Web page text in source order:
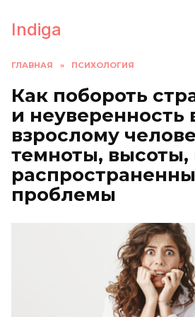
содержанию
Indiga
ГЛАВНАЯ » ПСИХОЛОГИЯ
Как побороть
и неуверенность
взрослому
темноты, высоты,
проблемы